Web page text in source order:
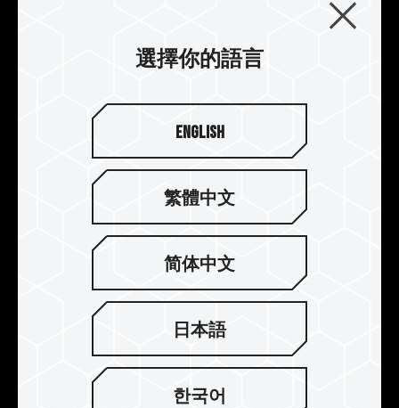
TUF Gaming 元素設計
十銓設計團隊在 ASUS 聯名款記憶體上發揮創意巧
思，將散熱片融入 TUF Gaming 的元素，搭配超廣
角原力流光的設計理念，完美締造出 T-FORCE
DELTA TUF Gaming RGB 電競超頻記憶體，為電競
玩家帶來前所未有的視覺感受。
選擇你的語言
English
繁體中文
简体中文
日本語
한국어